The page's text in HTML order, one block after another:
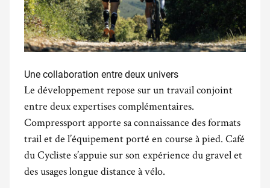
Une collaboration entre deux univers
Le développement repose sur un travail conjoint
entre deux expertises complémentaires.
Compressportapporte sa connaissance des formats
trail et de l’équipement porté en course à pied. Café
du Cycliste s’appuie sur son expérience du gravel et
des usages longue distance à vélo.